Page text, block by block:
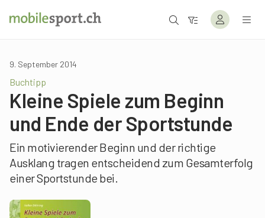
9. September 2014
Buchtipp
Kleine Spiele zum Beginn
und Ende der Sportstunde
Ein motivierender Beginn und der richtige
Ausklang tragen entscheidend zum Gesamterfolg
einer Sportstunde bei.